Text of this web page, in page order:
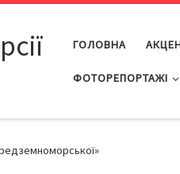
ГОЛОВНА
ФОТОРЕПОРТАЖІ